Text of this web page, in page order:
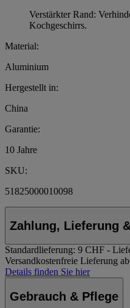
Verstärkter Rand:
Kochgeschirrs.
Material:
Aluminium
Hergestellt in:
China
Garantie:
10 Jahre
SKU:
51825000010098
Zahlung, Lieferung
Standardlieferung: 9 CHF -
Versandkostenfreie Lieferung
Details finden Sie hier
Gebrauch & Pflege